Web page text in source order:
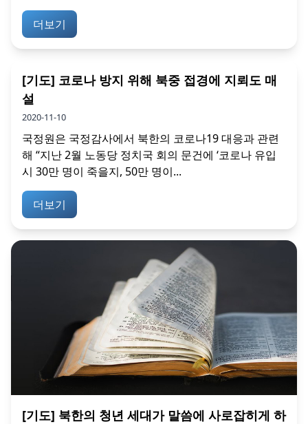
더보기
[기도] 코로나 방지 위해 북중 접경에 지뢰도 매
설
2020-11-10
국정원은 국정감사에서 북한의 코로나19 대응과 관련
해 “지난 2월 노동당 정치국 회의 문건에 ‘코로나 유입
시 30만 명이 죽을지, 50만 명이...
더보기
[기도] 북한의 청년 세대가 말씀에 사로잡히게 하